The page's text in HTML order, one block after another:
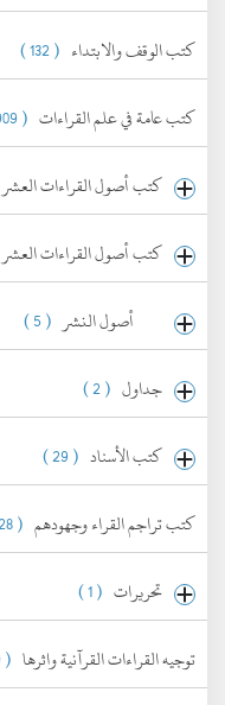
كتب الوقف والابتداء ( 132 )
كتب عامة في علم القراءات ( 909 )
كتب أصول القراءات
كتب أصول القراءات
أصول النشر ( 5 )
جداول ( 2 )
كتب الأسناد ( 29 )
كتب تراجم القراء وجهودهم ( 128 )
تحريرات ( 1 )
توجيه القراءات القرآنية واثرها ( 229 )